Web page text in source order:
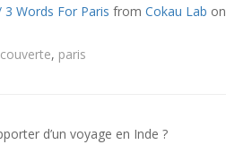
Words For Paris from Cokau Lab on
, paris
d’un voyage en Inde ?